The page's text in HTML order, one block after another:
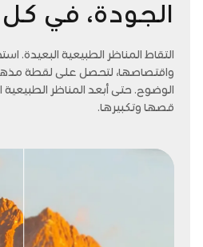
الجودة، في
التقاط المناظر الطبيعية البعيدة.
واقتصاصها، لتحصل على لقطة
الوضوح. حتى أبعد المناظر
قصها وتكبيرها.